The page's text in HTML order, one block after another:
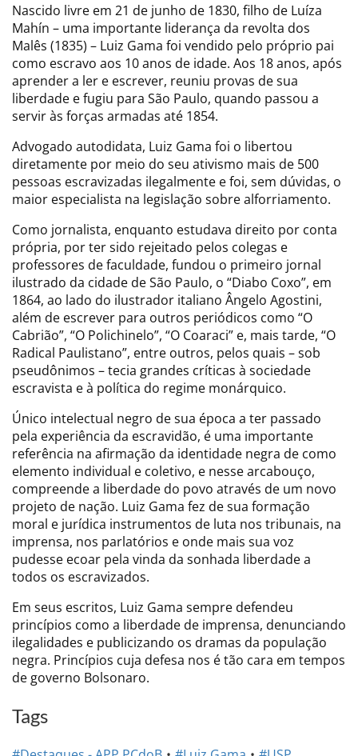
Nascido livre em 21 de junho de 1830, filho de Luíza
Mahín – uma importante liderança da revolta dos
Malês (1835) – Luiz Gama foi vendido pelo próprio pai
como escravo aos 10 anos de idade. Aos 18 anos, após
aprender a ler e escrever, reuniu provas de sua
liberdade e fugiu para São Paulo, quando passou a
servir às forças armadas até 1854.
Advogado autodidata, Luiz Gama foi o libertou
diretamente por meio do seu ativismo mais de 500
pessoas escravizadas ilegalmente e foi, sem dúvidas, o
maior especialista na legislação sobre alforriamento.
Como jornalista, enquanto estudava direito por conta
própria, por ter sido rejeitado pelos colegas e
professores de faculdade, fundou o primeiro jornal
ilustrado da cidade de São Paulo, o “Diabo Coxo”, em
1864, ao lado do ilustrador italiano Ângelo Agostini,
além de escrever para outros periódicos como “O
Cabrião”, “O Polichinelo”, “O Coaraci” e, mais tarde, “O
Radical Paulistano”, entre outros, pelos quais – sob
pseudônimos – tecia grandes críticas à sociedade
escravista e à política do regime monárquico.
Único intelectual negro de sua época a ter passado
pela experiência da escravidão, é uma importante
referência na afirmação da identidade negra de como
elemento individual e coletivo, e nesse arcabouço,
compreende a liberdade do povo através de um novo
projeto de nação. Luiz Gama fez de sua formação
moral e jurídica instrumentos de luta nos tribunais, na
imprensa, nos parlatórios e onde mais sua voz
pudesse ecoar pela vinda da sonhada liberdade a
todos os escravizados.
Em seus escritos, Luiz Gama sempre defendeu
princípios como a liberdade de imprensa, denunciando
ilegalidades e publicizando os dramas da população
negra. Princípios cuja defesa nos é tão cara em tempos
de governo Bolsonaro.
Tags